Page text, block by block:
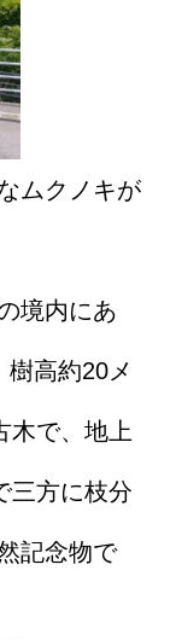
ムクノキが
境内にあ
樹高約20メ
木で、地上
三方に枝分
記念物で